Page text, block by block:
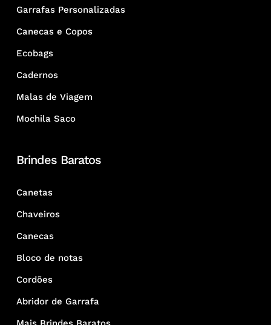
Garrafas Personalizadas
Canecas e Copos
Ecobags
Cadernos
Malas de Viagem
Mochila Saco
Brindes Baratos
Canetas
Chaveiros
Canecas
Bloco de notas
Cordões
Abridor de Garrafa